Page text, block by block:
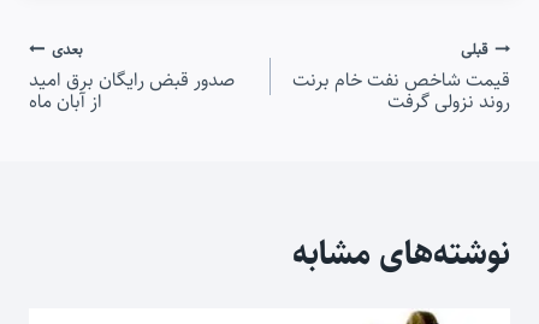
راهبری
نوشته
قبلی
قیمت شاخص نفت خام برنت
روند نزولی گرفت
بعدی
صدور قبض رایگان برق امید
از آبان ماه
نوشته‌های مشابه